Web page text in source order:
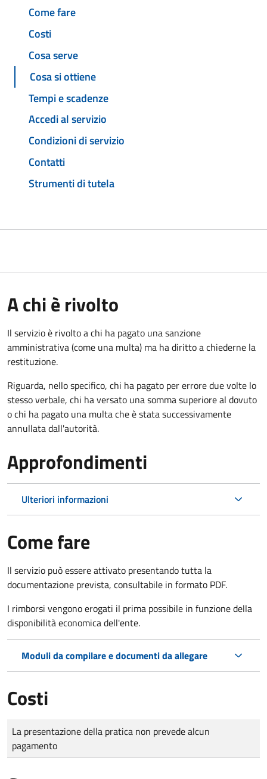
Come fare
Costi
Cosa serve
Cosa si ottiene
Tempi e scadenze
Accedi al servizio
Condizioni di servizio
Contatti
Strumenti di tutela
A chi è rivolto
Il servizio è rivolto a chi ha pagato una sanzione
amministrativa (come una multa) ma ha diritto a chiederne la
restituzione.
Riguarda, nello specifico, chi ha pagato per errore due volte lo
stesso verbale, chi ha versato una somma superiore al dovuto
o chi ha pagato una multa che è stata successivamente
annullata dall'autorità.
Approfondimenti
Ulteriori informazioni
Come fare
Il servizio può essere attivato presentando tutta la
documentazione prevista, consultabile in formato PDF.
I rimborsi vengono erogati il prima possibile in funzione della
disponibilità economica dell'ente.
Moduli da compilare e documenti da allegare
Costi
Tipo di pagamento
Importo
La presentazione della pratica non prevede alcun
pagamento